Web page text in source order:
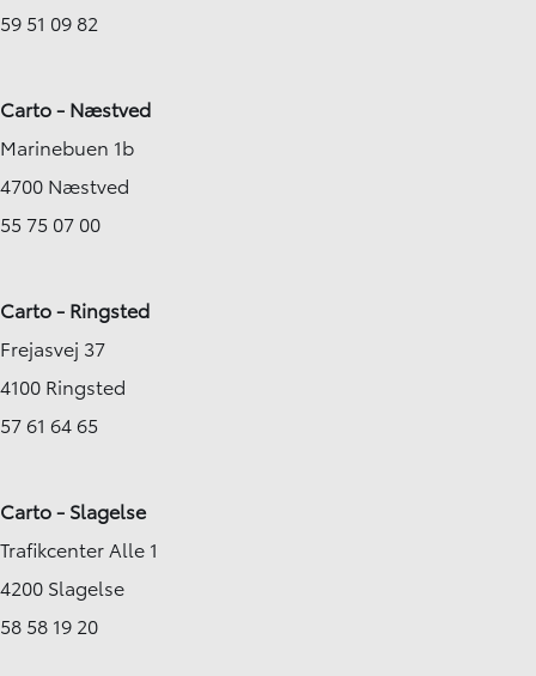
59 51 09 82
Carto - Næstved
Marinebuen 1b
4700 Næstved
55 75 07 00
Carto - Ringsted
Frejasvej 37
4100 Ringsted
57 61 64 65
Carto - Slagelse
Trafikcenter Alle 1
4200 Slagelse
58 58 19 20